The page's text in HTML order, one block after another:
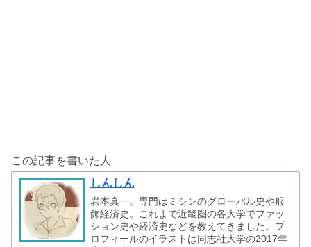
この記事を書いた人
しんしん
岩本真一。専門はミシンのグローバル史や服
飾経済史。これまで近畿圏の各大学でファッ
ション史や経済史などを教えてきました。プ
ロフィールのイラストは同志社大学の2017年